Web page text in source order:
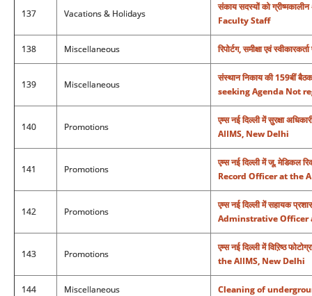
137 Vacations & Holidays
संकाय सदस्यों को
Faculty Staff
138 Miscellaneous रिपोर्टग, समीक्षा एवं
139 Miscellaneous
संस्थान निकाय की 159बीं
seeking Agenda Not
140 Promotions
एम्स नई दिल्ली में सुरक्षा
AIIMS, New Delhi
141 Promotions
एम्स नई दिल्ली में जू. मेडिकल
Record Officer at the
142 Promotions
एम्स नई दिल्ली में सहायक
Adminstrative Officer
143 Promotions
एम्स नई दिल्ली में विऱिष्ठ
the AIIMS, New Delhi
144 Miscellaneous Cleaning of